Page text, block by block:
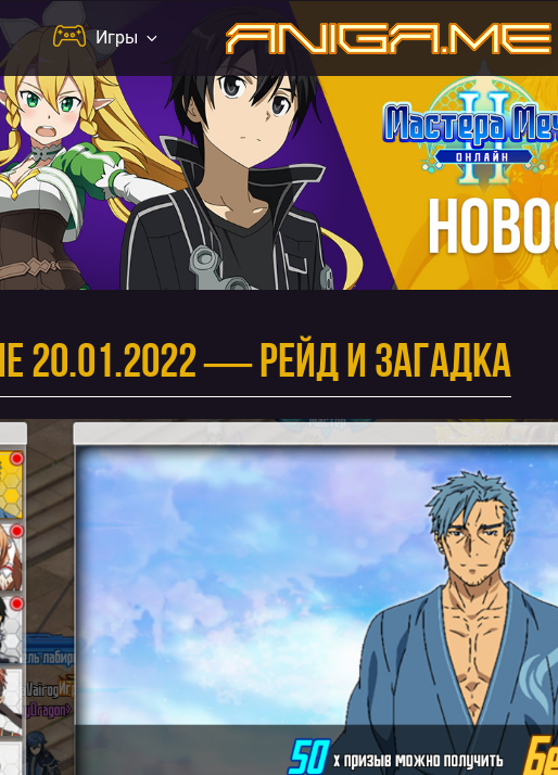
Игры aniga.me
20.01.2022 — Рейд и Загадка